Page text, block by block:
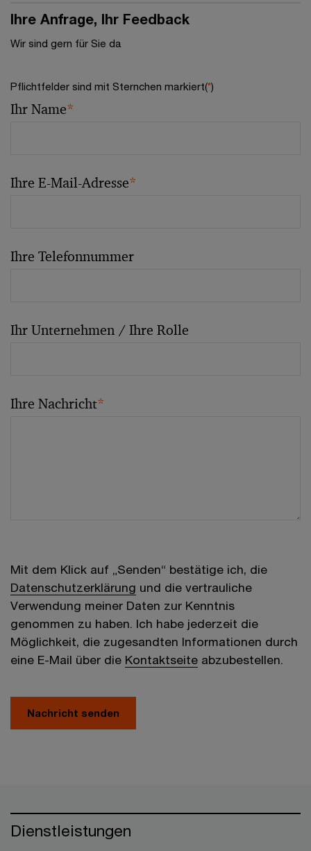
Ihre Anfrage, Ihr Feedback
Wir sind gern für Sie da
Pflichtfelder sind mit Sternchen markiert(*)
Ihr Name*
Ihre E-Mail-Adresse*
Ihre Telefonnummer
Ihr Unternehmen / Ihre Rolle
Ihre Nachricht*
Mit dem Klick auf „Senden“ bestätige ich, die
Datenschutzerklärung und die vertrauliche
Verwendung meiner Daten zur Kenntnis
genommen zu haben. Ich habe jederzeit die
Möglichkeit, die zugesandten Informationen durch
eine E-Mail über die Kontaktseite abzubestellen.
Nachricht senden
Dienstleistungen